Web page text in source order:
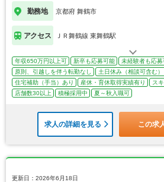
勤務地 京都府 舞鶴市
アクセス ＪＲ舞鶴線 東舞鶴駅
年収650万円以上可 新卒も応募可能
未経験者も応募
原則、引越しを伴う転勤なし
土日休み（相談可含む）
住宅補助（手当）あり
産休・育休取得実績有り ス
店舗数30以上
積極採用中 夏～秋入職可
求人の詳細を見る この求
更新日：2026年6月18日